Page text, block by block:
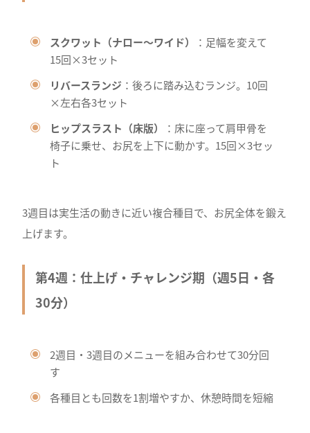
スクワット（ナロー〜ワイド）
：足幅を変えて
15回×3セット
リバースランジ ：後ろに踏み込むランジ。10回
×左右各3セット
ヒップスラスト（床版）
：床に座って肩甲骨を
椅子に乗せ、お尻を上下に動かす。15回×3セッ
ト
3週目は実生活の動きに近い複合種目で、お尻全体を鍛え
上げます。
第4週：仕上げ・チャレンジ期（週5日・各
30分）
2週目・3週目のメニューを組み合わせて30分回
す
各種目とも回数を1割増やすか、休憩時間を短縮